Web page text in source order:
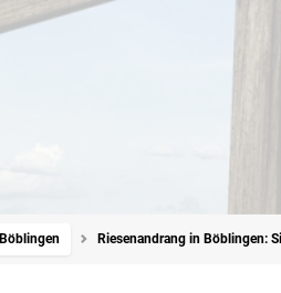
Böblingen Riesenandrang in Böblingen: